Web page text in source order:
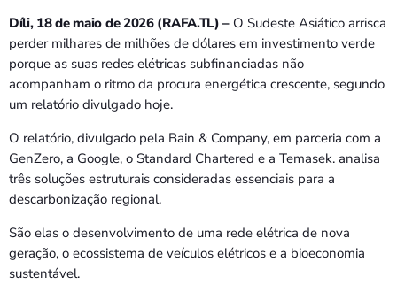
7:00 AM - 9:00 AM
Bom dia RAFA
7:00 AM - 10:00 AM
Díli, 18 de maio de 2026 (RAFA.TL) – O Sudeste Asiático arrisca
perder milhares de milhões de dólares em investimento verde
porque as suas redes elétricas subfinanciadas não
acompanham o ritmo da procura energética crescente, segundo
um relatório divulgado hoje.
O relatório, divulgado pela Bain & Company, em parceria com a
GenZero, a Google, o Standard Chartered e a Temasek. analisa
três soluções estruturais consideradas essenciais para a
descarbonização regional.
São elas o desenvolvimento de uma rede elétrica de nova
geração, o ecossistema de veículos elétricos e a bioeconomia
sustentável.